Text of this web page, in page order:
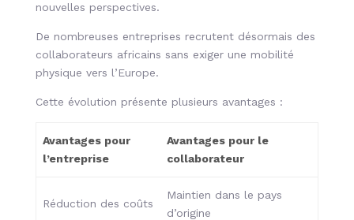
nouvelles perspectives.
De nombreuses entreprises recrutent désormais des
collaborateurs africains sans exiger une mobilité
physique vers l’Europe.
Cette évolution présente plusieurs avantages :
Avantages pour
l’entreprise
Avantages pour le
collaborateur
Réduction des coûts
Maintien dans le pays
d’origine